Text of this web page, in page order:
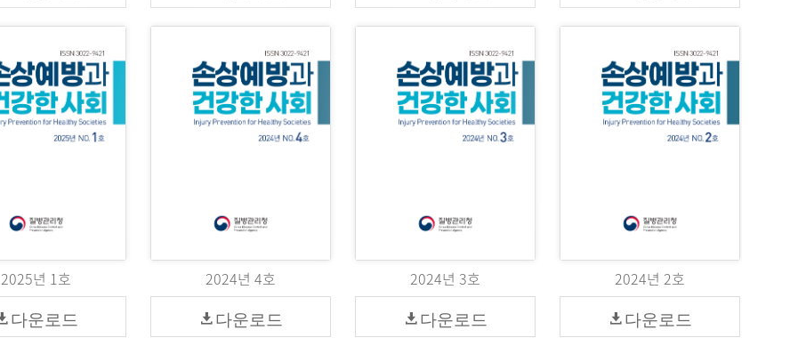
2025년 1호
다운로드
2024년 4호
다운로드
2024년 3호
다운로드
2024년 2호
다운로드